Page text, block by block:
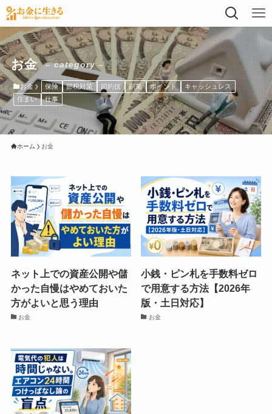
お金 – category –
お金 保険 節税対策 節約技 副業 ポイント
キャッシュレス
住まい
仕事
ホーム お金
ネット上での資産公開や儲
かった自慢はやめておいた
方がよいと思う理由
お金
小銭・ピン札を手数料ゼロ
で用意する方法【2026年
版・土日対応】
お金